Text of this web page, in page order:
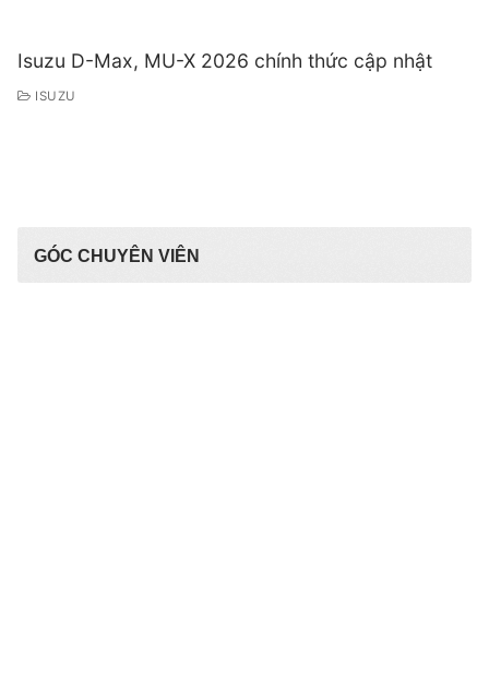
Isuzu D-Max, MU-X 2026 chính thức cập nhật
ISUZU
GÓC CHUYÊN VIÊN